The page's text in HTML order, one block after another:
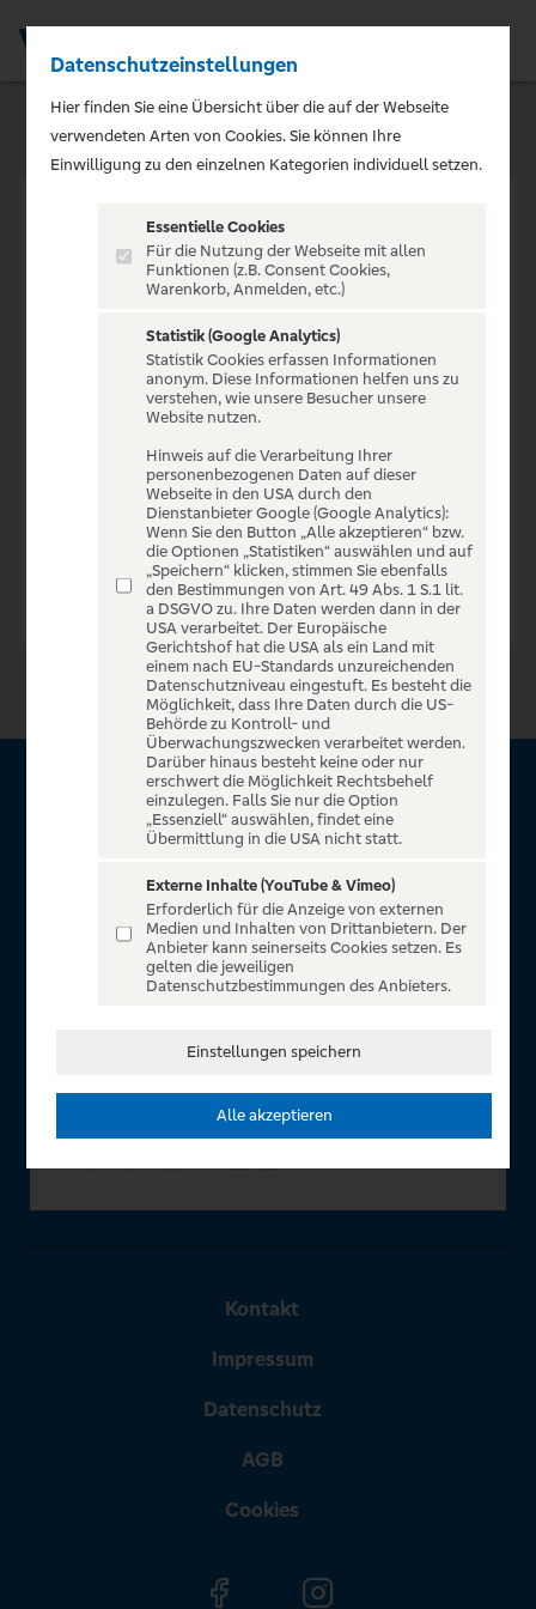
VERANSTALTUNG NICHT
GEFUNDEN
Zur Startseite
Über VR Entertain
für alle Kunden der Volksbanken Raiffeisenbanken. Auf
unserem einzigartigen Portal finden Sie Tickets für
atemberaubende Konzerte, Musicals und Shows, die
Fußball-Bundesliga sowie die Champions League und die
In Zusammenarbeit mit
Kontakt
Impressum
Datenschutz
AGB
Cookies
Datenschutzeinstellungen
Hier finden Sie eine Übersicht über die auf der Webseite
verwendeten Arten von Cookies. Sie können Ihre
Einwilligung zu den einzelnen Kategorien individuell setzen.
Essentielle Cookies
Für die Nutzung der Webseite mit allen
Funktionen (z.B. Consent Cookies,
Warenkorb, Anmelden, etc.)
Statistik (Google Analytics)
Statistik Cookies erfassen Informationen
anonym. Diese Informationen helfen uns zu
verstehen, wie unsere Besucher unsere
Website nutzen.
Hinweis auf die Verarbeitung Ihrer
personenbezogenen Daten auf dieser
Webseite in den USA durch den
Dienstanbieter Google (Google Analytics):
Wenn Sie den Button „Alle akzeptieren“ bzw.
die Optionen „Statistiken“ auswählen und auf
„Speichern“ klicken, stimmen Sie ebenfalls
den Bestimmungen von Art. 49 Abs. 1 S.1 lit.
a DSGVO zu. Ihre Daten werden dann in der
USA verarbeitet. Der Europäische
Gerichtshof hat die USA als ein Land mit
einem nach EU-Standards unzureichenden
Datenschutzniveau eingestuft. Es besteht die
Möglichkeit, dass Ihre Daten durch die US-
Behörde zu Kontroll- und
Überwachungszwecken verarbeitet werden.
Darüber hinaus besteht keine oder nur
erschwert die Möglichkeit Rechtsbehelf
einzulegen. Falls Sie nur die Option
„Essenziell“ auswählen, findet eine
Übermittlung in die USA nicht statt.
Externe Inhalte (YouTube & Vimeo)
Erforderlich für die Anzeige von externen
Medien und Inhalten von Drittanbietern. Der
Anbieter kann seinerseits Cookies setzen. Es
gelten die jeweiligen
Datenschutzbestimmungen des Anbieters.
Einstellungen speichern
Alle akzeptieren